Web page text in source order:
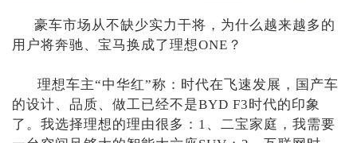
豪车市场从不缺少实力干将，为什么越来越多的
用户将奔驰、宝马换成了理想ONE？
理想车主“中华红”称：时代在飞速发展，国产车
的设计、品质、做工已经不是BYD F3时代的印象
了。我选择理想的理由很多：1、二宝家庭，我需要